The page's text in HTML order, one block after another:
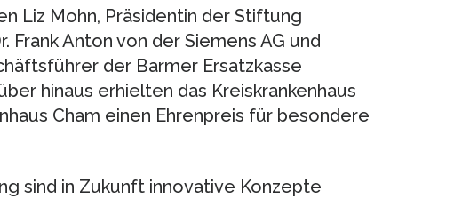
Liz Mohn, Präsidentin der Stiftung
Frank Anton von der Siemens AG und
der Barmer Ersatzkasse
hinaus erhielten das Kreiskrankenhaus
Cham einen Ehrenpreis für besondere
sind in Zukunft innovative Konzepte